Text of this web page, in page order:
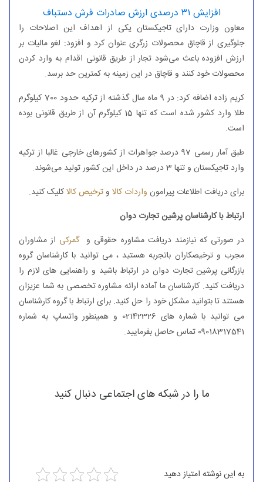
افزایش ۳۱ درصدی ارزش صادرات فرش دستباف
معاون وزارت دارای تاجیكستان یكی از اهداف این اصلاحات را
جلوگیری از قاچاق محصولات زرگری عنوان كرد و افزود: لغو مالیات بر
ارزش افزوده باعث می‌شود تجار از طریق قانونی اقدام به وارد كردن
محصولات خود كنند و قاچاق در این زمینه به كمترین حد برسد.
كریم زاده اضافه كرد: در 9 ماه سال گذشته از تركیه حدود 700 كیلوگرم
طلا وارد كشور شده است كه تنها 15 كیلوگرم آن از طریق قانونی بوده
است.
طبق آمار رسمی 97 درصد جواهرات از كشورهای خارجی غالبا از تركیه
وارد تاجیكستان و تنها 3 درصد در داخل این كشور تولید می‌شوند.
برای دریافت اطلاعات پیرامون واردات کالا وترخیص کالاکلیک کنید.
ارتباط با کارشناسان پرشین تجارت دوان
در صورتی که نیازمند دریافت مشاوره حقوقی وگمرکی از مشاوران
مجرب و ترخیصکاران باتجربه هستید ، می توانید با کارشناسان گروه
بازرگانی پرشین تجارت دوان در ارتباط باشید و راهنمایی های لازم را
دریافت کنید. کارشناسان ما آماده ارائه مشاوره تخصصی به شما عزیزان
هستند تا بتوانید مشکل خود را حل کنید. برای ارتباط با گروه کارشناسان
می توانید با شماره های 02142326 و همینطور واتساپ به شماره
09018317541 تماس حاصل بفرمایید.
ما را در شبکه های اجتماعی دنبال کنید
به این نوشته امتیاز دهید